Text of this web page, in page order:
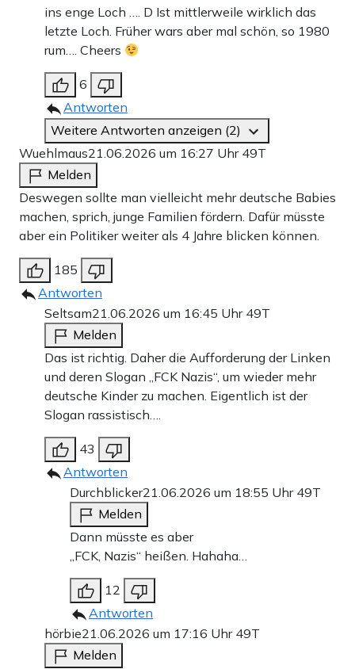
ins enge Loch …. D Ist mittlerweile wirklich das
letzte Loch. Früher wars aber mal schön, so 1980
rum…. Cheers
6
Antworten
Weitere Antworten anzeigen (2)
Wuehlmaus21.06.2026 um 16:27 Uhr 49T
Melden
Deswegen sollte man vielleicht mehr deutsche Babies
machen, sprich, junge Familien fördern. Dafür müsste
aber ein Politiker weiter als 4 Jahre blicken können.
185
Antworten
Seltsam21.06.2026 um 16:45 Uhr 49T
Melden
Das ist richtig. Daher die Aufforderung der Linken
und deren Slogan „FCK Nazis“, um wieder mehr
deutsche Kinder zu machen. Eigentlich ist der
Slogan rassistisch….
43
Antworten
Durchblicker21.06.2026 um 18:55 Uhr 49T
Melden
Dann müsste es aber
„FCK, Nazis“ heißen. Hahaha…
12
Antworten
hörbie21.06.2026 um 17:16 Uhr 49T
Melden